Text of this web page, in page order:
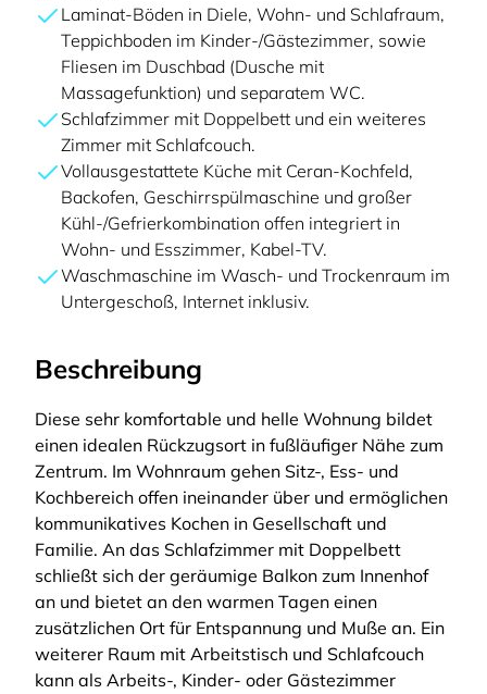
Laminat-Böden in Diele, Wohn- und Schlafraum,
Teppichboden im Kinder-/Gästezimmer, sowie
Fliesen im Duschbad (Dusche mit
Massagefunktion) und separatem WC.
Schlafzimmer mit Doppelbett und ein weiteres
Zimmer mit Schlafcouch.
Vollausgestattete Küche mit Ceran-Kochfeld,
Backofen, Geschirrspülmaschine und großer
Kühl-/Gefrierkombination offen integriert in
Wohn- und Esszimmer, Kabel-TV.
Waschmaschine im Wasch- und Trockenraum im
Untergeschoß, Internet inklusiv.
Beschreibung
Diese sehr komfortable und helle Wohnung bildet
einen idealen Rückzugsort in fußläufiger Nähe zum
Zentrum. Im Wohnraum gehen Sitz-, Ess- und
Kochbereich offen ineinander über und ermöglichen
kommunikatives Kochen in Gesellschaft und
Familie. An das Schlafzimmer mit Doppelbett
schließt sich der geräumige Balkon zum Innenhof
an und bietet an den warmen Tagen einen
zusätzlichen Ort für Entspannung und Muße an. Ein
weiterer Raum mit Arbeitstisch und Schlafcouch
kann als Arbeits-, Kinder- oder Gästezimmer